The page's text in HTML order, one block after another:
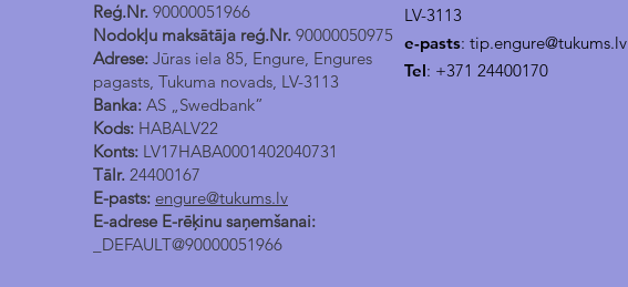
Reģ.Nr. 90000051966
Nodokļu maksātāja reģ.Nr. 90000050975
Adrese: Jūras iela 85, Engure, Engures
pagasts, Tukuma novads, LV-3113
Banka: AS „Swedbank”
Kods: HABALV22
Konts: LV17HABA0001402040731
Tālr. 24400167
E-pasts: engure@tukums.lv
E-adrese E-rēķinu saņemšanai:
_DEFAULT@90000051966
LV-3113
e-pasts: tip.engure@tukums.lv
Tel: +371 24400170